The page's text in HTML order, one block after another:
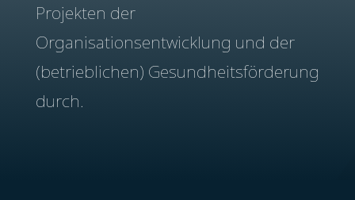
Projekten der
Organisationsentwicklung und der
(betrieblichen) Gesundheitsförderung
durch.